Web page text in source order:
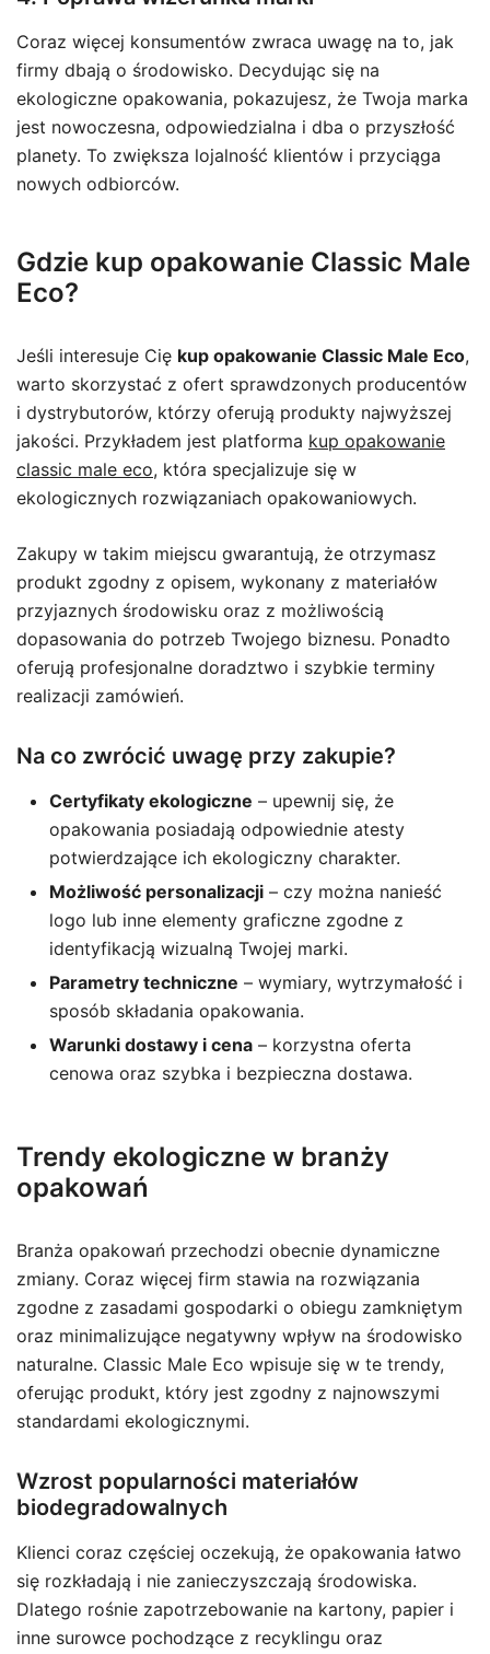
Coraz więcej konsumentów zwraca uwagę na to, jak
firmy dbają o środowisko. Decydując się na
ekologiczne opakowania, pokazujesz, że Twoja marka
jest nowoczesna, odpowiedzialna i dba o przyszłość
planety. To zwiększa lojalność klientów i przyciąga
nowych odbiorców.
Gdzie kup opakowanie Classic Male
Eco?
Jeśli interesuje Cię kup opakowanie Classic Male Eco,
warto skorzystać z ofert sprawdzonych producentów
i dystrybutorów, którzy oferują produkty najwyższej
jakości. Przykładem jest platforma kup opakowanie
classic male eco, która specjalizuje się w
ekologicznych rozwiązaniach opakowaniowych.
Zakupy w takim miejscu gwarantują, że otrzymasz
produkt zgodny z opisem, wykonany z materiałów
przyjaznych środowisku oraz z możliwością
dopasowania do potrzeb Twojego biznesu. Ponadto
oferują profesjonalne doradztwo i szybkie terminy
realizacji zamówień.
Na co zwrócić uwagę przy zakupie?
Certyfikaty ekologiczne – upewnij się, że
opakowania posiadają odpowiednie atesty
potwierdzające ich ekologiczny charakter.
Możliwość personalizacji – czy można nanieść
logo lub inne elementy graficzne zgodne z
identyfikacją wizualną Twojej marki.
Parametry techniczne – wymiary, wytrzymałość i
sposób składania opakowania.
Warunki dostawy i cena – korzystna oferta
cenowa oraz szybka i bezpieczna dostawa.
Trendy ekologiczne w branży
opakowań
Branża opakowań przechodzi obecnie dynamiczne
zmiany. Coraz więcej firm stawia na rozwiązania
zgodne z zasadami gospodarki o obiegu zamkniętym
oraz minimalizujące negatywny wpływ na środowisko
naturalne. Classic Male Eco wpisuje się w te trendy,
oferując produkt, który jest zgodny z najnowszymi
standardami ekologicznymi.
Wzrost popularności materiałów
biodegradowalnych
Klienci coraz częściej oczekują, że opakowania łatwo
się rozkładają i nie zanieczyszczają środowiska.
Dlatego rośnie zapotrzebowanie na kartony, papier i
inne surowce pochodzące z recyklingu oraz